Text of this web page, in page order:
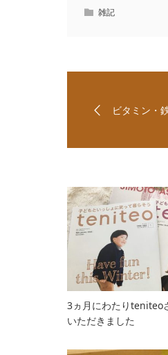
雑記
ビタミン・
3ヵ月にわたりteniteo
いただきました